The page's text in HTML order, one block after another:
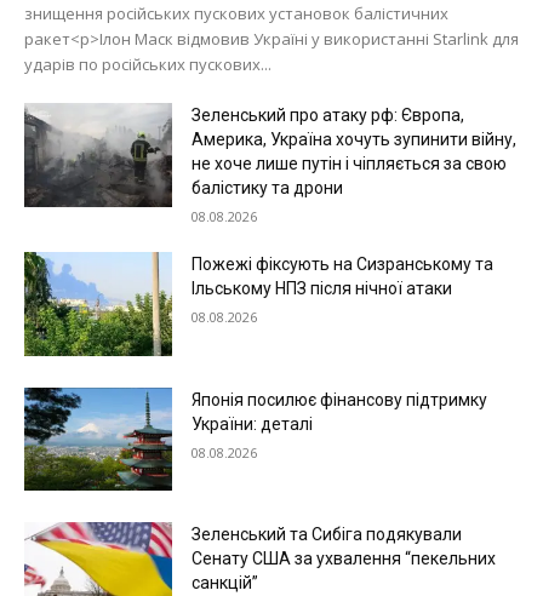
знищення російських пускових установок балістичних
ракет<p>Ілон Маск відмовив Україні у використанні Starlink для
ударів по російських пускових...
Зеленський про атаку рф: Європа,
Америка, Україна хочуть зупинити війну,
не хоче лише путін і чіпляється за свою
балістику та дрони
08.08.2026
Пожежі фіксують на Сизранському та
Ільському НПЗ після нічної атаки
08.08.2026
Японія посилює фінансову підтримку
України: деталі
08.08.2026
Зеленський та Сибіга подякували
Сенату США за ухвалення “пекельних
санкцій”